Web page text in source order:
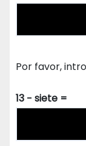
Por favor,
13 − siete =